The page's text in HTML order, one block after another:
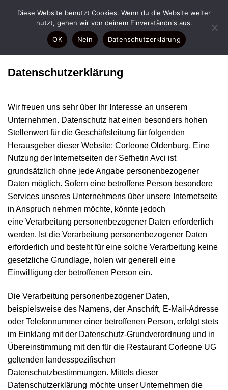
Datenschutzerklärung
Wir freuen uns sehr über Ihr Interesse an unserem
Unternehmen. Datenschutz hat einen besonders hohen
Stellenwert für die Geschäftsleitung für folgenden
Herausgeber dieser Website: Corleone Oldenburg. Eine
Nutzung der Internetseiten der Sefhetin Avci ist
grundsätzlich ohne jede Angabe personenbezogener
Daten möglich. Sofern eine betroffene Person besondere
Services unseres Unternehmens über unsere Internetseite
in Anspruch nehmen möchte, könnte jedoch
eine Verarbeitung personenbezogener Daten erforderlich
werden. Ist die Verarbeitung personenbezogener Daten
erforderlich und besteht für eine solche Verarbeitung keine
gesetzliche Grundlage, holen wir generell eine
Einwilligung der betroffenen Person ein.
Die Verarbeitung personenbezogener Daten,
beispielsweise des Namens, der Anschrift, E-Mail-Adresse
oder Telefonnummer einer betroffenen Person, erfolgt stets
im Einklang mit der Datenschutz-Grundverordnung und in
Übereinstimmung mit den für die Restaurant Corleone UG
geltenden landesspezifischen
Datenschutzbestimmungen. Mittels dieser
Datenschutzerklärung möchte unser Unternehmen die
Diese Website benutzt Cookies. Wenn du die Website weiter
nutzt, gehen wir von deinem Einverständnis aus.
OK
Nein Datenschutzerklärung